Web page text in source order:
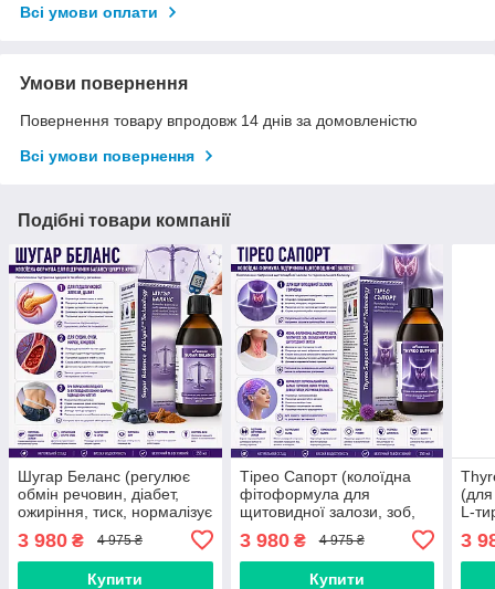
Всі умови оплати
Умови повернення
Повернення товару впродовж 14 днів за домовленістю
Всі умови повернення
Подібні товари компанії
Шугар Беланс (регулює
обмін речовин, діабет,
ожиріння, тиск, нормалізує
цукор, для підшлункової
залози, судин, нирок,
кінцівок)
3 980 ₴ 4 975 ₴
Купити
Тірео Сапорт (колоїдна
фітоформула для
щитовидної залози, зоб,
гіпотиреоз, кіста,
ожиріння, йод, віруси)
3 980₴ 4 975 ₴
Купити
(для
L-
3